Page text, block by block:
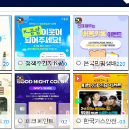
20 정책주간지 K공..80 온국민평생배..220
70 피크 페인트 02 한국가스안전..03